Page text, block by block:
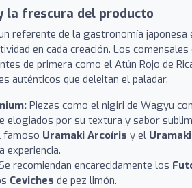
la frescura del producto
referente de la gastronomía
en cada creación. Los
de primera como el Atún Rojo de
auténticos que deleitan el paladar.
Piezas como el nigiri de Wagyu
elogiados por su textura y sabor
famoso Uramaki Arcoíris y el
experiencia.
recomiendan encarecidamente los
Ceviches de pez limón.